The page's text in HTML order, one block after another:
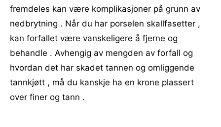
fremdeles kan være komplikasjoner på grunn av
nedbrytning . Når du har porselen skallfasetter ,
kan forfallet være vanskeligere å fjerne og
behandle . Avhengig av mengden av forfall og
hvordan det har skadet tannen og omliggende
tannkjøtt , må du kanskje ha en krone plassert
over finer og tann .